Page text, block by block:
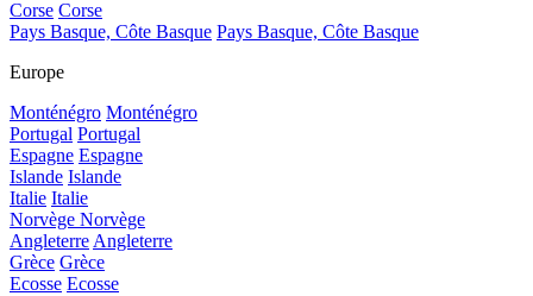
Corse Corse
Pays Basque, Côte Basque Pays Basque, Côte Basque
Europe
Monténégro Monténégro
Portugal Portugal
Espagne Espagne
Islande Islande
Italie Italie
Norvège Norvège
AngleterreAngleterre
Grèce Grèce
Ecosse Ecosse